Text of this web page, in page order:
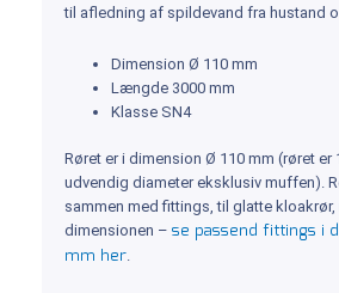
til afledning af spildevand fra hustand
Dimension Ø 110 mm
Længde 3000 mm
Klasse SN4
Røret er i dimension Ø 110 mm (røret er
udvendig diameter eksklusiv muffen).
sammen med fittings, til glatte kloakrør,
dimensionen – se passend fittings i
mm her.